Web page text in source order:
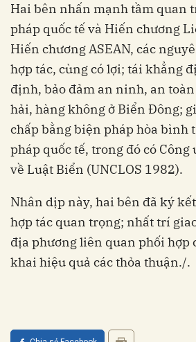
Hai bên nhấn mạnh tầm quan
pháp quốc tế và Hiến chương
Hiến chương ASEAN, các
hợp tác, cùng có lợi; tái khẳng
định, bảo đảm an ninh, an
hải, hàng không ở Biển Đông;
chấp bằng biện pháp hòa bình
pháp quốc tế, trong đó có Công
về Luật Biển (UNCLOS 1982).
Nhân dịp này, hai bên đã ký
hợp tác quan trọng; nhất trí
địa phương liên quan phối hợp
khai hiệu quả các thỏa thuận./.